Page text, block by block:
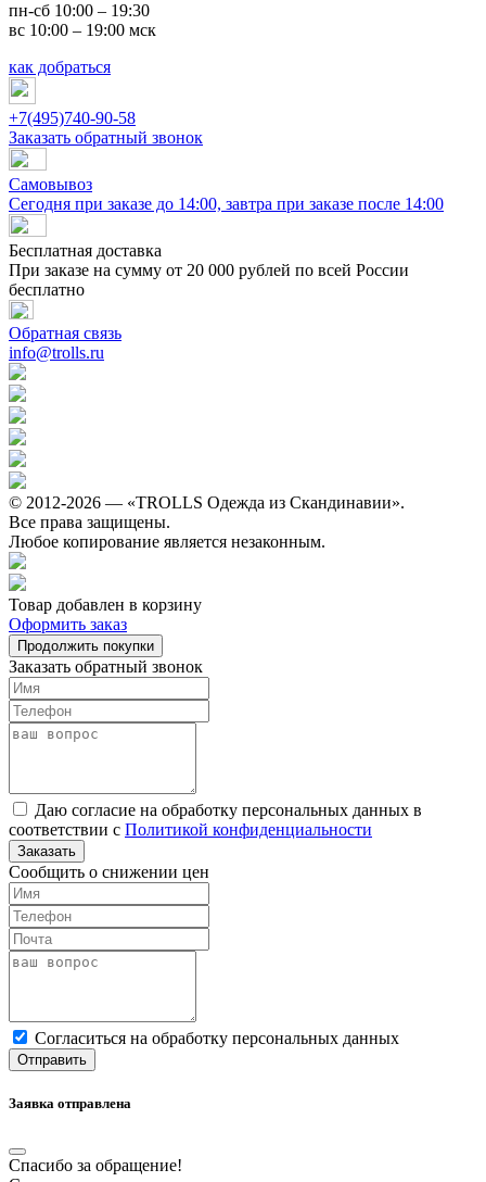
пн-сб 10:00 – 19:30
вс 10:00 – 19:00 мск
как добраться
+7(495)740-90-58
Заказать обратный звонок
Самовывоз
Сегодня при заказе до 14:00, завтра при заказе после 14:00
Бесплатная доставка
При заказе на сумму от 20 000 рублей по всей России
бесплатно
Обратная связь
info@trolls.ru
© 2012-2026 — «TROLLS Одежда из Скандинавии».
Все права защищены.
Любое копирование является незаконным.
Товар добавлен в корзину
Оформить заказ
Продолжить покупки
Заказать обратный звонок
Даю согласие на обработку персональных данных в
соответствии с Политикой конфиденциальности
Заказать
Сообщить о снижении цен
Cогласиться на обработку персональных данных
Отправить
Заявка отправлена
Спасибо за обращение!